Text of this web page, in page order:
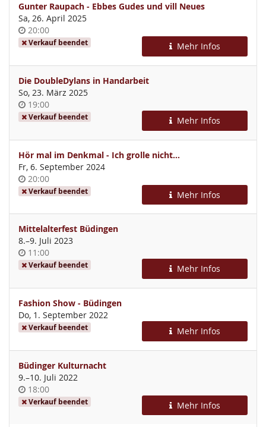
Gunter Raupach - Ebbes Gudes und vill Neues
Sa, 26. April 2025
Uhrzeit
20:00
Verkauf beendet Mehr Infos
Die DoubleDylans in Handarbeit
So, 23. März 2025
Uhrzeit
19:00
Verkauf beendet Mehr Infos
Hör mal im Denkmal - Ich grolle nicht...
Fr, 6. September 2024
Uhrzeit
20:00
Verkauf beendet Mehr Infos
Mittelalterfest Büdingen
8.–bis
9. Juli 2023
Uhrzeit
11:00
Verkauf beendet Mehr Infos
Fashion Show - Büdingen
Do, 1. September 2022
Verkauf beendet Mehr Infos
Büdinger Kulturnacht
9.–bis
10. Juli 2022
Uhrzeit
18:00
Verkauf beendet Mehr Infos